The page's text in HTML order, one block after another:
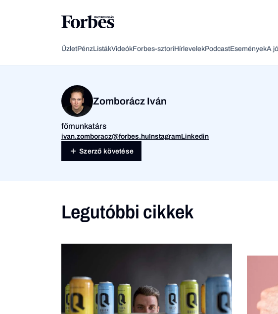
ÜzletPénzListákVideókForbes-sztoriHírlevelekPodcastEseményekA
Zomborácz Iván
főmunkatárs
ivan.zomboracz@forbes.huInstagramLinkedin
Szerző követése
Legutóbbi cikkek